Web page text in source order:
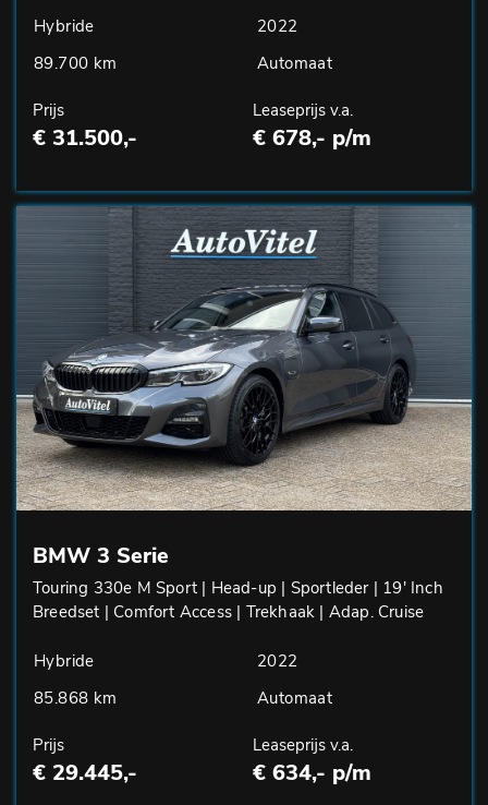
Hybride
2022
89.700 km
Automaat
Prijs
€ 31.500,-
Leaseprijs v.a.
€ 678,- p/m
BMW 3 Serie
Touring 330e M Sport | Head-up | Sportleder | 19' Inch
Breedset | Comfort Access | Trekhaak | Adap. Cruise
Hybride
2022
85.868 km
Automaat
Prijs
€ 29.445,-
Leaseprijs v.a.
€ 634,- p/m